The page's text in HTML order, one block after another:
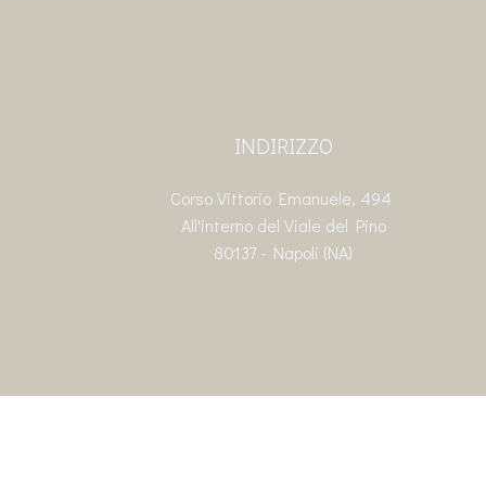
INDIRIZZO
Corso Vittorio Emanuele, 494
All'interno del Viale del Pino
80137 - Napoli (NA)